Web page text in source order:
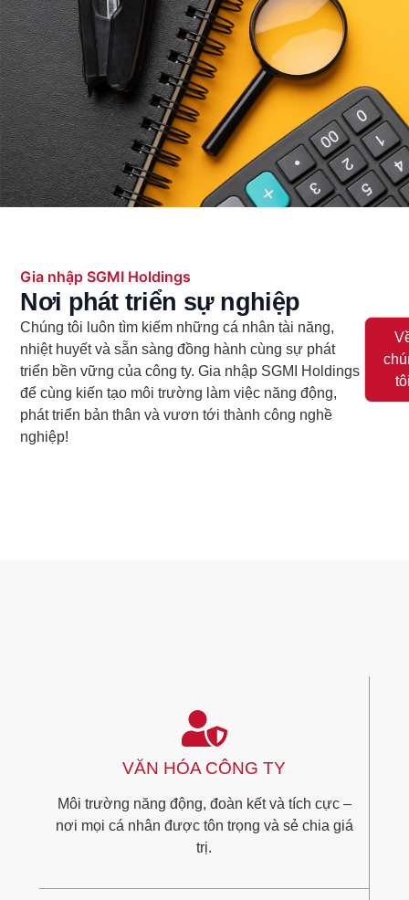
Gia nhập SGMI Holdings
Nơi phát triển sự nghiệp
Chúng tôi luôn tìm kiếm những cá nhân tài năng,
nhiệt huyết và sẵn sàng đồng hành cùng sự phát
triển bền vững của công ty. Gia nhập SGMI Holdings
để cùng kiến tạo môi trường làm việc năng động,
phát triển bản thân và vươn tới thành công nghề
nghiệp!
VĂN HÓA CÔNG TY
Môi trường năng động, đoàn kết và tích cực –
nơi mọi cá nhân được tôn trọng và sẻ chia giá
trị.